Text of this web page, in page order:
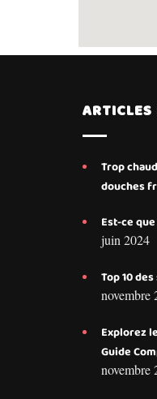
ARTICLES
Trop
douches
Est-ce
juin 2024
Top 10
novembre
Explorez
Guide
novembre